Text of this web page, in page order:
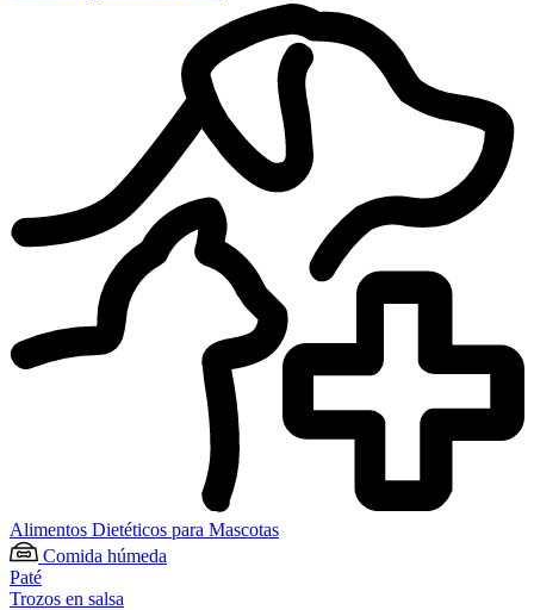
Alimentos Dietéticos para Mascotas
Comida húmeda
Paté
Trozos en salsa